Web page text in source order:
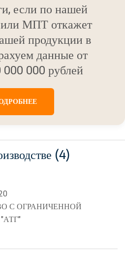
если по нашей
МПТ откажет
продукции в
данные от
000 000 рублей
(4)
С ОГРАНИЧЕННОЙ